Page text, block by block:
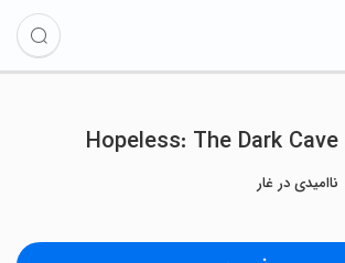
Hopeless: The Dark Cave
ناامیدی در غار